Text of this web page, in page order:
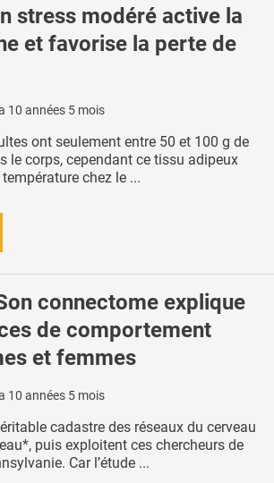
stress modéré active la
et favorise la perte de
10 années 5 mois
ont seulement entre 50 et 100 g de
le corps, cependant ce tissu adipeux
chez le ...
connectome explique
de comportement
et femmes
10 années 5 mois
cadastre des réseaux du cerveau
puis exploitent ces chercheurs de
Car l’étude ...